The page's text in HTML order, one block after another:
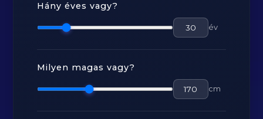
Hány éves vagy?
év
Milyen magas vagy?
cm